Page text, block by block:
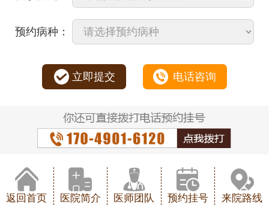
预约病种：
立即提交 电话咨询
返回首页 医院简介 医师团队 预约挂号 来院路线